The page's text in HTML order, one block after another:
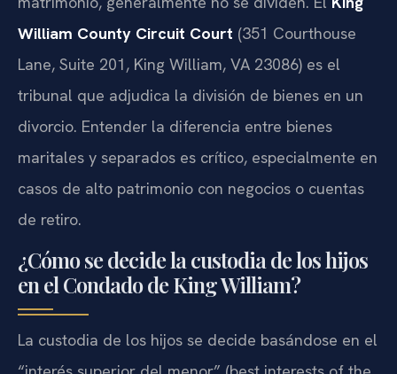
William County Circuit Court (351 Courthouse
Lane, Suite 201, King William, VA 23086) es el
tribunal que adjudica la división de bienes en un
divorcio. Entender la diferencia entre bienes
maritales y separados es crítico, especialmente en
casos de alto patrimonio con negocios o cuentas
de retiro.
¿Cómo se decide la custodia de los hijos
en el Condado de King William?
La custodia de los hijos se decide basándose en el